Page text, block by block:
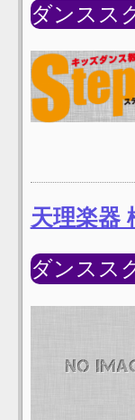
ダンスス
天理楽器
ダンスス